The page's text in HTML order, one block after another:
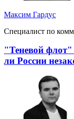
Максим Гардус
Специалист по
"Теневой флот"
ли России